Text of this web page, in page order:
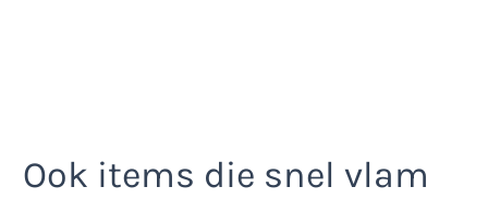
Ook items die snel vlam